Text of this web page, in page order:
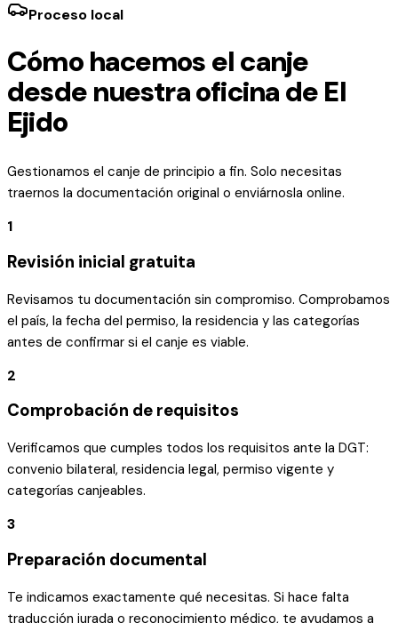
Proceso local
Cómo hacemos el canje
desde nuestra oficina de El
Ejido
Gestionamos el canje de principio a fin. Solo necesitas
traernos la documentación original o enviárnosla online.
1
Revisión inicial gratuita
Revisamos tu documentación sin compromiso. Comprobamos
el país, la fecha del permiso, la residencia y las categorías
antes de confirmar si el canje es viable.
2
Comprobación de requisitos
Verificamos que cumples todos los requisitos ante la DGT:
convenio bilateral, residencia legal, permiso vigente y
categorías canjeables.
3
Preparación documental
Te indicamos exactamente qué necesitas. Si hace falta
traducción jurada o reconocimiento médico, te ayudamos a